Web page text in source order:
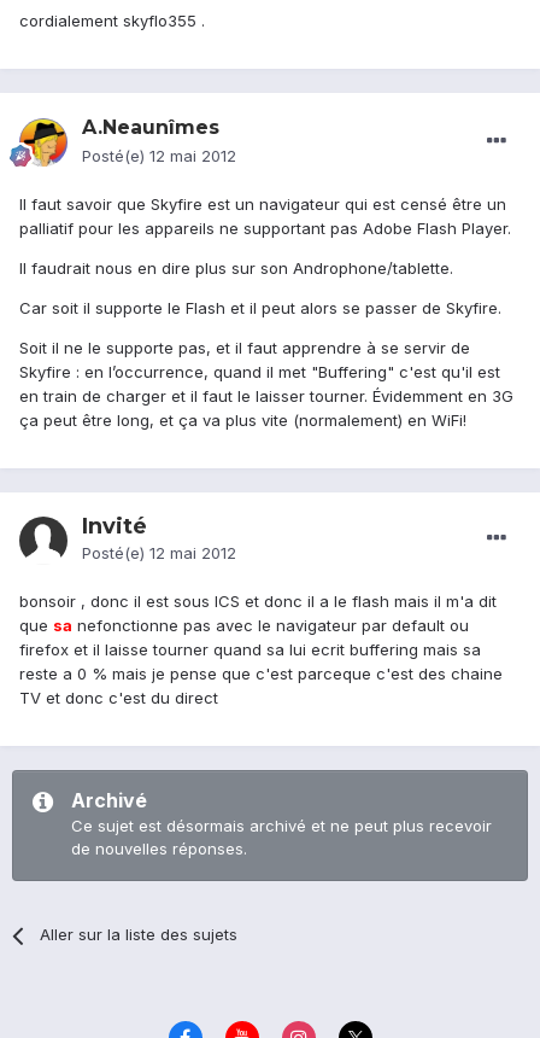
cordialement skyflo355 .
A.Neaunîmes
Posté(e) 12 mai 2012
Il faut savoir que Skyfire est un navigateur qui est censé être un
palliatif pour les appareils ne supportant pas Adobe Flash Player.
Il faudrait nous en dire plus sur son Androphone/tablette.
Car soit il supporte le Flash et il peut alors se passer de Skyfire.
Soit il ne le supporte pas, et il faut apprendre à se servir de
Skyfire : en l’occurrence, quand il met "Buffering" c'est qu'il est
en train de charger et il faut le laisser tourner. Évidemment en 3G
ça peut être long, et ça va plus vite (normalement) en WiFi!
Invité
Posté(e) 12 mai 2012
bonsoir , donc il est sous ICS et donc il a le flash mais il m'a dit
que sa nefonctionne pas avec le navigateur par default ou
firefox et il laisse tourner quand sa lui ecrit buffering mais sa
reste a 0 % mais je pense que c'est parceque c'est des chaine
TV et donc c'est du direct
Archivé
Ce sujet est désormais archivé et ne peut plus recevoir
de nouvelles réponses.
Aller sur la liste des sujets